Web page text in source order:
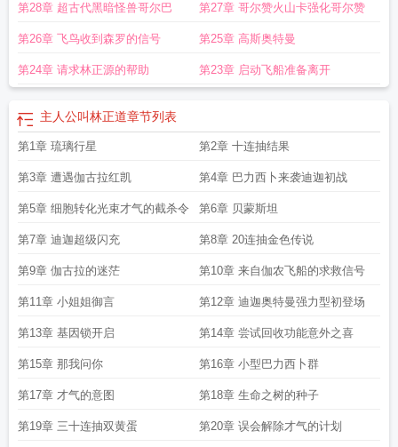
第28章 超古代黑暗怪兽哥尔巴 第27章 哥尔赞火山卡强化哥尔赞
第26章 飞鸟收到森罗的信号 第25章 高斯奥特曼
第24章 请求林正源的帮助 第23章 启动飞船准备离开
主人公叫林正道章节列表
第1章 琉璃行星 第2章 十连抽结果
第3章 遭遇伽古拉红凯 第4章 巴力西卜来袭迪迦初战
第5章 细胞转化光束才气的截杀令 第6章 贝蒙斯坦
第7章 迪迦超级闪充 第8章 20连抽金色传说
第9章 伽古拉的迷茫 第10章 来自伽农飞船的求救信号
第11章 小姐姐御言 第12章 迪迦奥特曼强力型初登场
第13章 基因锁开启 第14章 尝试回收功能意外之喜
第15章 那我问你 第16章 小型巴力西卜群
第17章 才气的意图 第18章 生命之树的种子
第19章 三十连抽双黄蛋 第20章 误会解除才气的计划